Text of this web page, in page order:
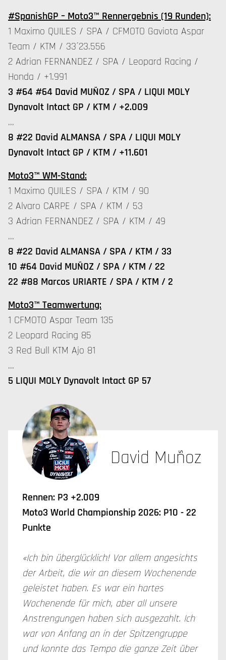
#SpanishGP – Moto3™ Rennergebnis (19 Runden):
1 Maximo QUILES / SPA / CFMOTO Gaviota Aspar
Team / KTM / 33´23.556
2 Adrian FERNANDEZ / SPA / Leopard Racing /
Honda / +1.991
3 #64 #64 David MUÑOZ / SPA / LIQUI MOLY
Dynavolt Intact GP / KTM / +2.009
…
8 #22 David ALMANSA / SPA / LIQUI MOLY
Dynavolt Intact GP / KTM / +11.601
Moto3™ WM-Stand:
1 Maximo QUILES / SPA / KTM / 90
2 Alvaro CARPE / SPA / KTM / 53
3 Adrian FERNANDEZ / SPA / KTM / 49
…
8 #22 David ALMANSA / SPA / KTM / 33
10 #64 David MUÑOZ / SPA / KTM / 22
22 #88 Marcos URIARTE / SPA / KTM / 2
Moto3™ Teamwertung:
1 CFMOTO Aspar Team 135
2 Leopard Racing 85
3 Red Bull KTM Ajo 81
…
5 LIQUI MOLY Dynavolt Intact GP 57
David Muñoz
Rennen: P3 +2.009
Moto3 World Championship 2026: P10 - 22
Punkte
«Ich bin überglücklich! Vor allem angesichts
der Arbeit, die wir an diesem Wochenende
geleistet haben. Es war ein hartes
Wochenende für mich, aber all unsere
Anstrengungen haben sich ausgezahlt. Ich
war von Anfang an in der Spitzengruppe
und konnte das Tempo die ganze Zeit über